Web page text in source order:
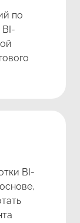
по
BI-